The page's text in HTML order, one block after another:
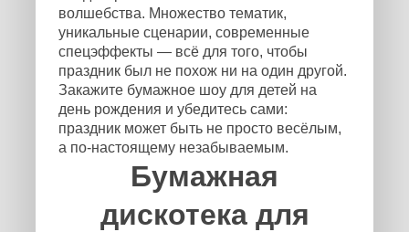
волшебства. Множество тематик,
уникальные сценарии, современные
спецэффекты — всё для того, чтобы
праздник был не похож ни на один другой.
Закажите бумажное шоу для детей на
день рождения и убедитесь сами:
праздник может быть не просто весёлым,
а по-настоящему незабываемым.
Бумажная
дискотека для